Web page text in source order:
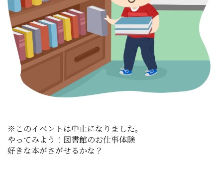
※このイベントは中止になりました。
やってみよう！図書館のお仕事体験
好きな本がさがせるかな？